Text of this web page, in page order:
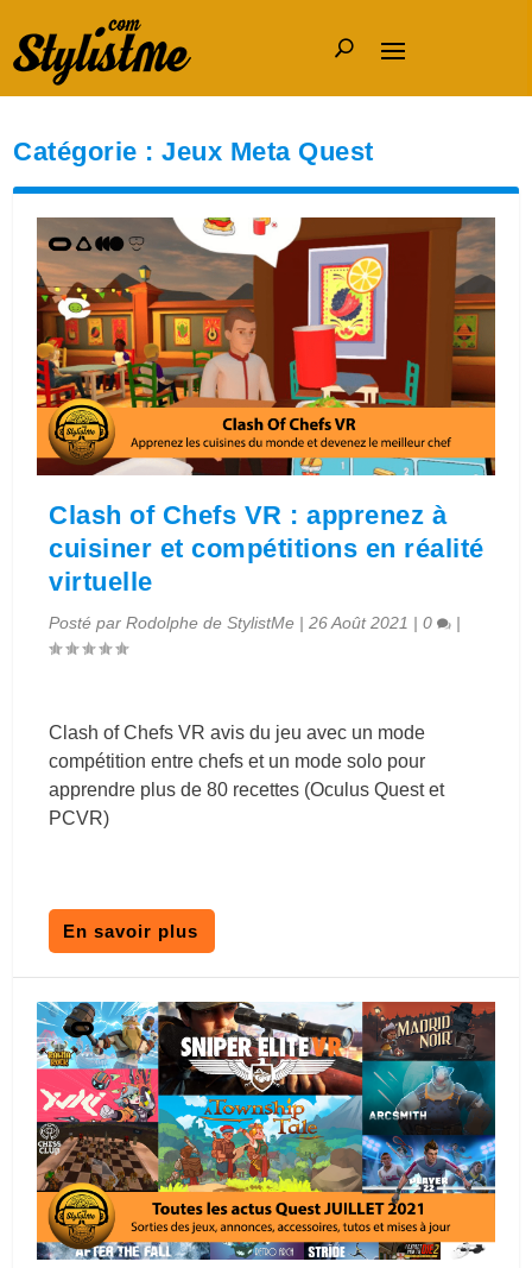
Catégorie :Jeux Meta Quest
Clash of Chefs VR : apprenez à
cuisiner et compétitions en réalité
virtuelle
Posté parRodolphe de StylistMe |26 Août 2021 |0 |
Clash of Chefs VR avis du jeu avec un mode
compétition entre chefs et un mode solo pour
apprendre plus de 80 recettes (Oculus Quest et
PCVR)
En savoir plus